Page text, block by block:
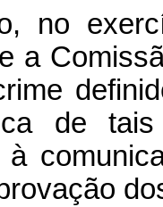
no
a
de tais
à